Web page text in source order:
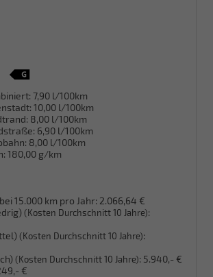
7,90 l/100km
10,00 l/100km
8,00 l/100km
6,90 l/100km
8,00 l/100km
180,00 g/km
15.000 km pro Jahr: 2.066,64 €
(Kosten Durchschnitt 10 Jahre):
(Kosten Durchschnitt 10 Jahre):
(Kosten Durchschnitt 10 Jahre): 5.940,- €
€